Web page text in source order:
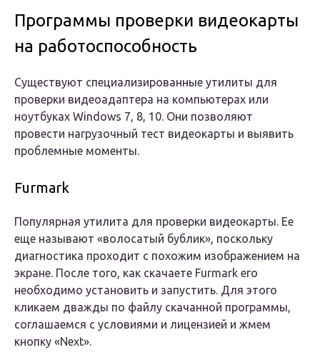
Программы проверки видеокарты
на работоспособность
Существуют специализированные утилиты для
проверки видеоадаптера на компьютерах или
ноутбуках Windows 7, 8, 10. Они позволяют
провести нагрузочный тест видеокарты и выявить
проблемные моменты.
Furmark
Популярная утилита для проверки видеокарты. Ее
еще называют «волосатый бублик», поскольку
диагностика проходит с похожим изображением на
экране. После того, как скачаете Furmark его
необходимо установить и запустить. Для этого
кликаем дважды по файлу скачанной программы,
соглашаемся с условиями и лицензией и жмем
кнопку «Next».